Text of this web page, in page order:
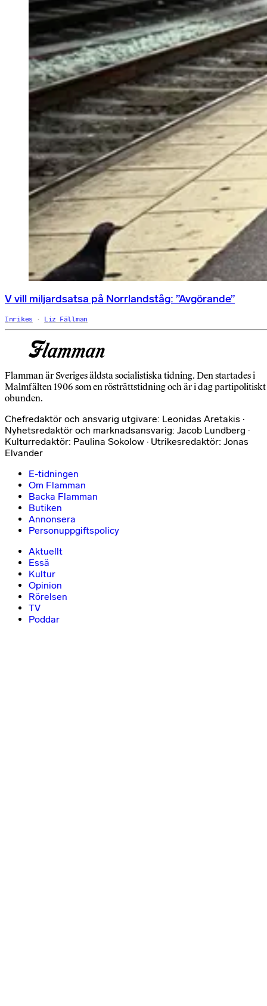
V vill miljardsatsa på Norrlandståg: ”Avgörande”
Inrikes Liz Fällman
Flamman är Sveriges äldsta socialistiska tidning. Den startades i
Malmfälten 1906 som en rösträttstidning och är i dag partipolitiskt
obunden.
Chefredaktör och ansvarig utgivare: Leonidas Aretakis ·
Nyhetsredaktör och marknadsansvarig: Jacob Lundberg ·
Kulturredaktör: Paulina Sokolow · Utrikesredaktör: Jonas
Elvander
E-tidningen
Om Flamman
Backa Flamman
Butiken
Annonsera
Personuppgiftspolicy
Aktuellt
Essä
Kultur
Opinion
Rörelsen
TV
Poddar